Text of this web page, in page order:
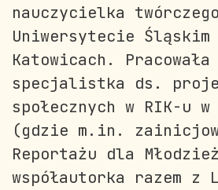
nauczycielka
Uniwersytecie Śląskim
Katowicach.
specjalistka ds.
społecznych w RIK-u w
(gdzie m.in.
Reportażu dla
współautorka razem z